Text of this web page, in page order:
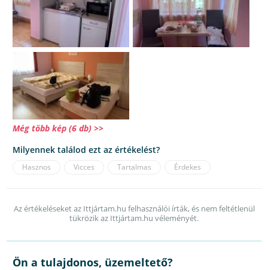
Még több kép (6 db) >>
Milyennek találod ezt az értékelést?
Hasznos Vicces Tartalmas Érdekes
Az értékeléseket az Ittjártam.hu felhasználói írták, és nem feltétlenül
tükrözik az Ittjártam.hu véleményét.
Ön a tulajdonos, üzemeltető?